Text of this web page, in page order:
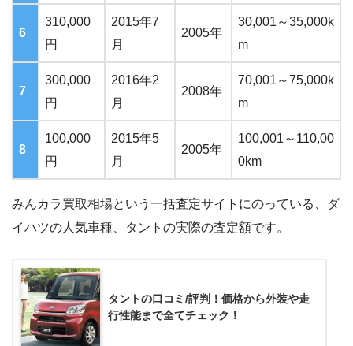
6
310,000
円
2015年7
月
2005年
30,001～35,000k
m
7
300,000
円
2016年2
月
2008年
70,001～75,000k
m
8
100,000
円
2015年5
月
2005年
100,001～110,00
0km
みんカラ買取相場という一括査定サイトにのっている、ダ
イハツの人気車種、タントの実際の査定額です。
タントの口コミ/評判！価格から外装や走
行性能まで全てチェック！